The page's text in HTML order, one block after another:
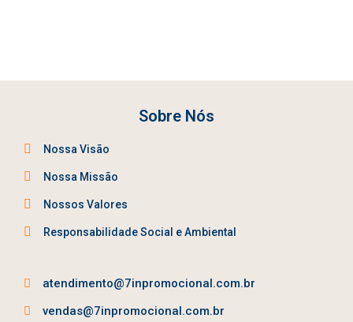
Sobre Nós
Nossa Visão
Nossa Missão
Nossos Valores
Responsabilidade Social e Ambiental
atendimento@7inpromocional.com.br
vendas@7inpromocional.com.br